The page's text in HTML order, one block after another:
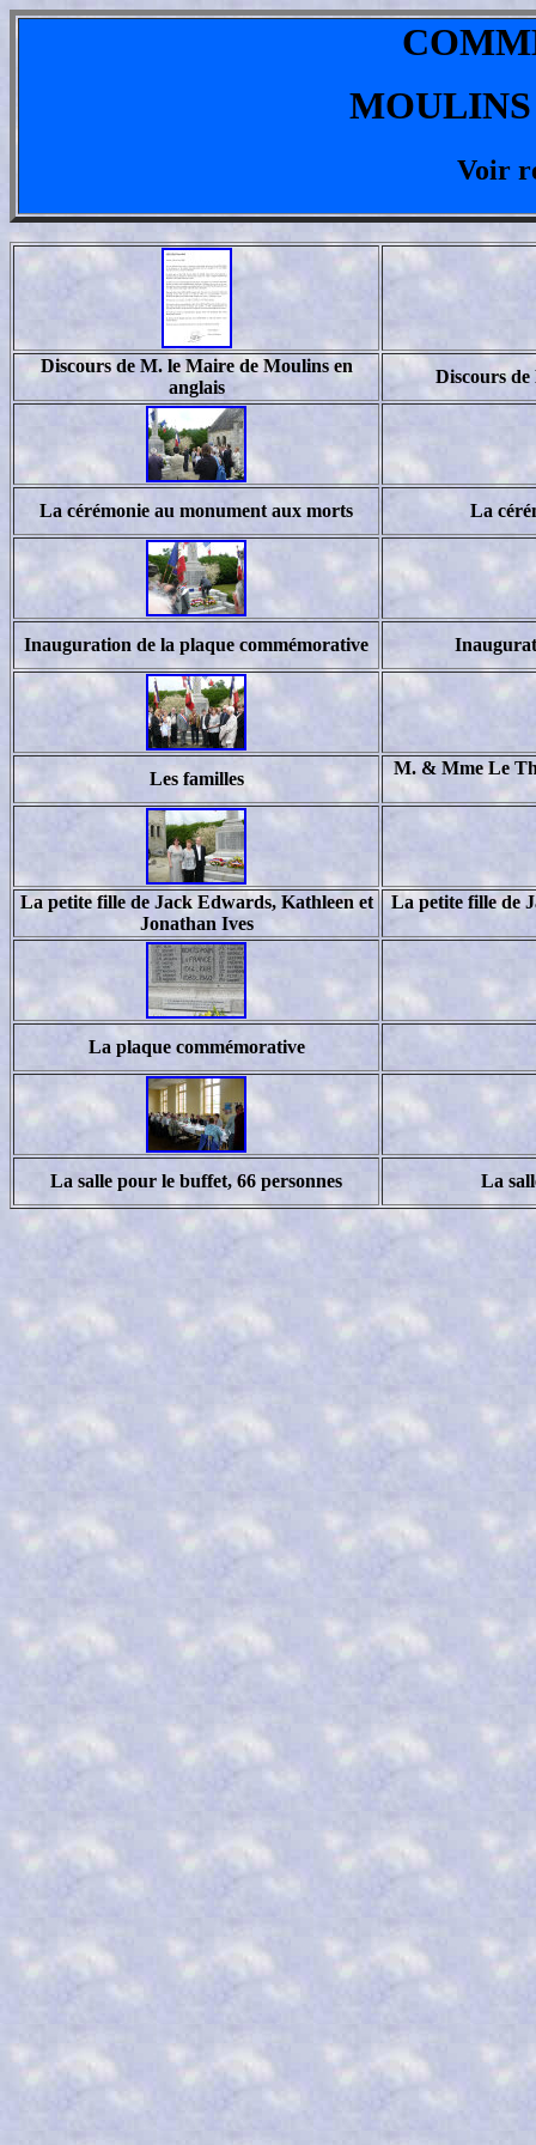
MOULINS
Voir
Discours de M. le Maire de Moulins en
anglais
Discours
La cérémonie au monument aux morts La
Inauguration de la plaque commémorative
Les familles
M. & Mme Le
La petite fille de Jack Edwards, Kathleen et
Jonathan Ives
La petite fille de
La plaque commémorative
La salle pour le buffet, 66 personnes La